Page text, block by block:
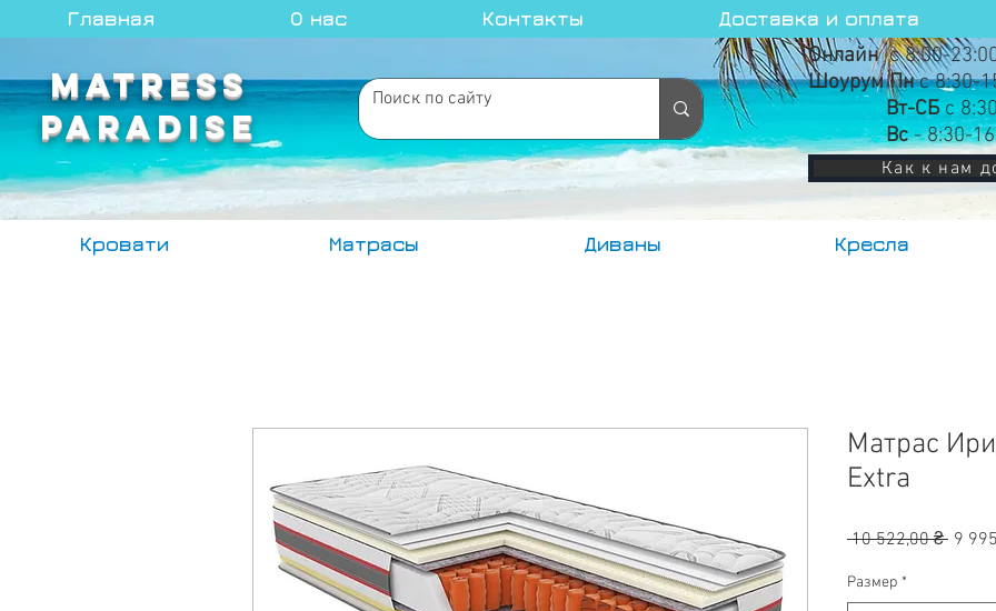
Главная О нас Контакты Доставка и оплата
MATRESS
PARADISE
Онлайнс 8:00-
Шоурум Пнс 8:30-
Вт-СБс
Вс- 8:30-
Как к нам
Кровати Матрасы Диваны Кресла
Матрас
Extra
10 522,00 ₴ 9
Размер *